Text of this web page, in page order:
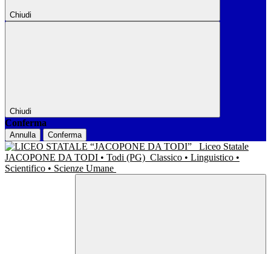
Chiudi
Chiudi
Conferma
Annulla Conferma
Liceo Statale
JACOPONE DA TODI • Todi (PG) Classico • Linguistico •
Scientifico • Scienze Umane